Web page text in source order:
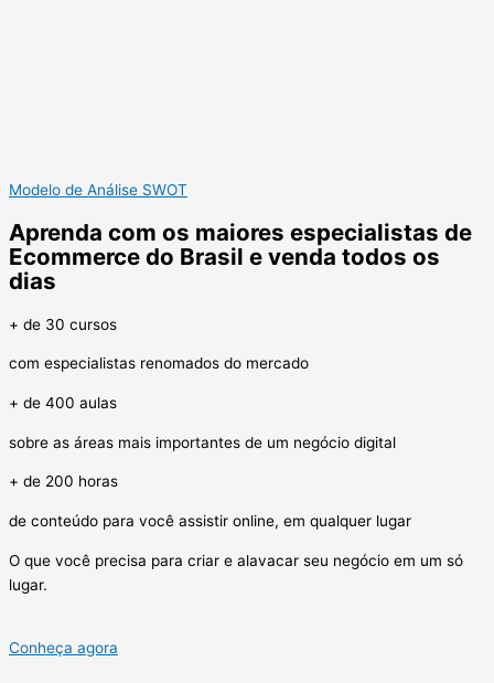
Modelo de Análise SWOT
Aprenda com os maiores especialistas de
Ecommerce do Brasil e venda todos os
dias
+ de 30 cursos
com especialistas renomados do mercado
+ de 400 aulas
sobre as áreas mais importantes de um negócio digital
+ de 200 horas
de conteúdo para você assistir online, em qualquer lugar
O que você precisa para criar e alavacar seu negócio em um só
lugar.
Conheça agora